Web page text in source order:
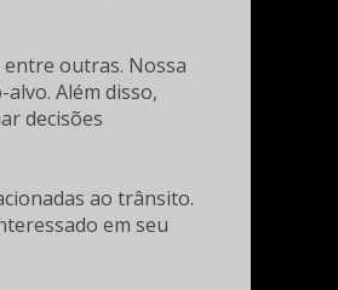
outras. Nossa
Além disso,
decisões
ao trânsito.
em seu